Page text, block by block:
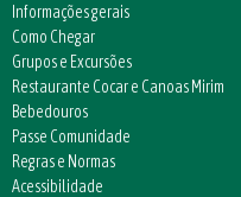
Informações gerais
Como Chegar
Grupos e Excursões
Restaurante Cocar e Canoas Mirim
Bebedouros
Passe Comunidade
Regras e Normas
Acessibilidade